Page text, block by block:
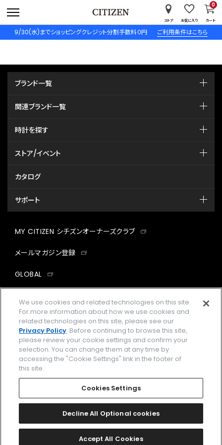
9/30(水)までショッピングクレジット分割手数料０円 ご利用条件はこちら
ストア お気に入り カート
0
ブランド一覧
関連ブランド一覧
時計を探す
ストア/イベント
カタログ
サポート
MY CITIZEN シチズンオーナーズクラブ
メールマガジン登録
GLOBAL
facebookinstagramtwitter
企業情報 ご利用規約
プライバシーポリシー Cookies Settings
Amazon PayはAmazon.com, Inc.またはその関連会社の商標です。
2026 CITIZEN WATCH CO., LTD.
We use cookies and related technologies on this site.
For more information about how we use cookies and
related technologies on this site, please see our
Privacy Policy. Before continuing to browse this site,
please review your cookie settings and confirm your
selection. You can change them at any time by
accessing the "Cookie Settings" link in the footer of
this site.
Cookies Settings
Decline All Optional cookies
Accept All Cookies